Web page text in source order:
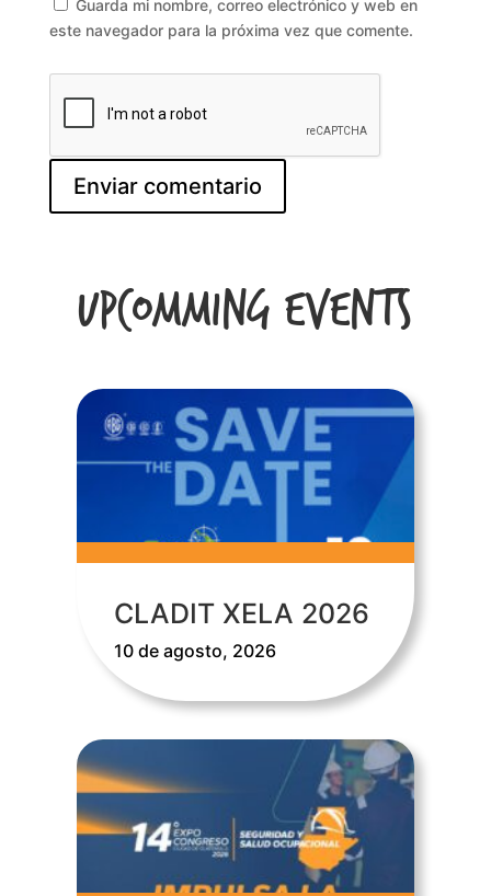
Guarda mi nombre, correo electrónico y web en
este navegador para la próxima vez que comente.
Upcomming Events
CLADIT XELA 2026
10 de agosto, 2026